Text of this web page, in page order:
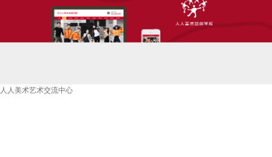
人人美术艺术交流中心